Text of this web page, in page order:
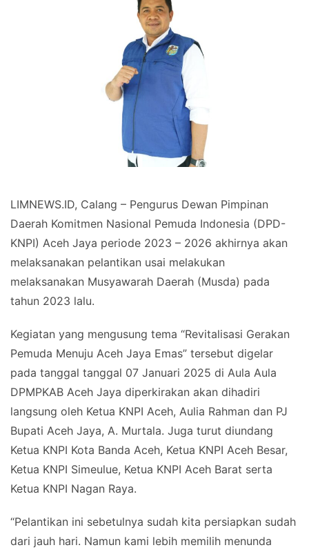
LIMNEWS.ID, Calang – Pengurus Dewan Pimpinan
Daerah Komitmen Nasional Pemuda Indonesia (DPD-
KNPI) Aceh Jaya periode 2023 – 2026 akhirnya akan
melaksanakan pelantikan usai melakukan
melaksanakan Musyawarah Daerah (Musda) pada
tahun 2023 lalu.
Kegiatan yang mengusung tema “Revitalisasi Gerakan
Pemuda Menuju Aceh Jaya Emas” tersebut digelar
pada tanggal tanggal 07 Januari 2025 di Aula Aula
DPMPKAB Aceh Jaya diperkirakan akan dihadiri
langsung oleh Ketua KNPI Aceh, Aulia Rahman dan PJ
Bupati Aceh Jaya, A. Murtala. Juga turut diundang
Ketua KNPI Kota Banda Aceh, Ketua KNPI Aceh Besar,
Ketua KNPI Simeulue, Ketua KNPI Aceh Barat serta
Ketua KNPI Nagan Raya.
“Pelantikan ini sebetulnya sudah kita persiapkan sudah
dari jauh hari. Namun kami lebih memilih menunda